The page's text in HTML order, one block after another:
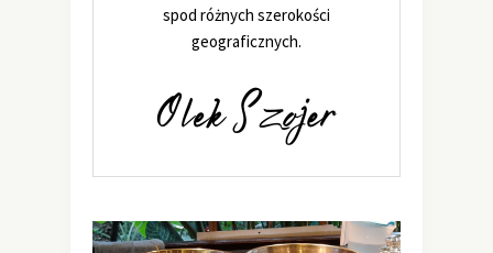
spod różnych szerokości
geograficznych.